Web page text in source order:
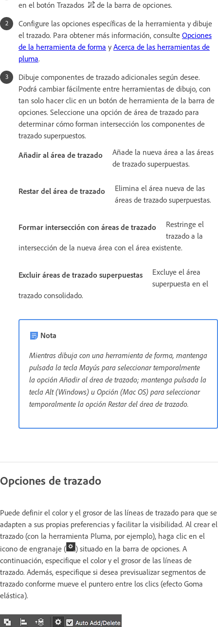
en el botón Trazados
de la barra de opciones.
Configure las opciones específicas de la herramienta y dibuje
el trazado. Para obtener más información, consulte Opciones
de la herramienta de forma y Acerca de las herramientas de
pluma.
Dibuje componentes de trazado adicionales según desee.
Podrá cambiar fácilmente entre herramientas de dibujo, con
tan solo hacer clic en un botón de herramienta de la barra de
opciones. Seleccione una opción de área de trazado para
determinar cómo forman intersección los componentes de
trazado superpuestos.
Añadir al área de trazado
Añade la nueva área a las áreas
de trazado superpuestas.
Restar del área de trazado
Elimina el área nueva de las
áreas de trazado superpuestas.
Formar intersección con áreas de trazado
Restringe el
trazado a la
intersección de la nueva área con el área existente.
Excluir áreas de trazado superpuestas
Excluye el área
superpuesta en el
trazado consolidado.
Nota
Mientras dibuja con una herramienta de forma, mantenga
pulsada la tecla Mayús para seleccionar temporalmente
la opción Añadir al área de trazado; mantenga pulsada la
tecla Alt (Windows) u Opción (Mac OS) para seleccionar
temporalmente la opción Restar del área de trazado.
Opciones de trazado
Puede definir el color y el grosor de las líneas de trazado para que se
adapten a sus propias preferencias y facilitar la visibilidad. Al crear el
trazado (con la herramienta Pluma, por ejemplo), haga clic en el
icono de engranaje (
) situado en la barra de opciones. A
continuación, especifique el color y el grosor de las líneas de
trazado. Además, especifique si desea previsualizar segmentos de
trazado conforme mueve el puntero entre los clics (efecto Goma
elástica).